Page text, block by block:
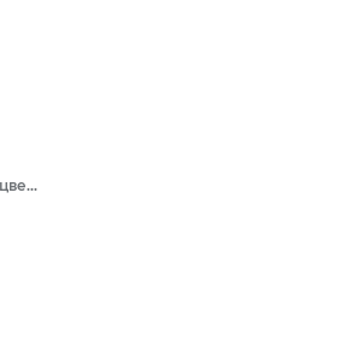
Многофункциональные цветные принтеры